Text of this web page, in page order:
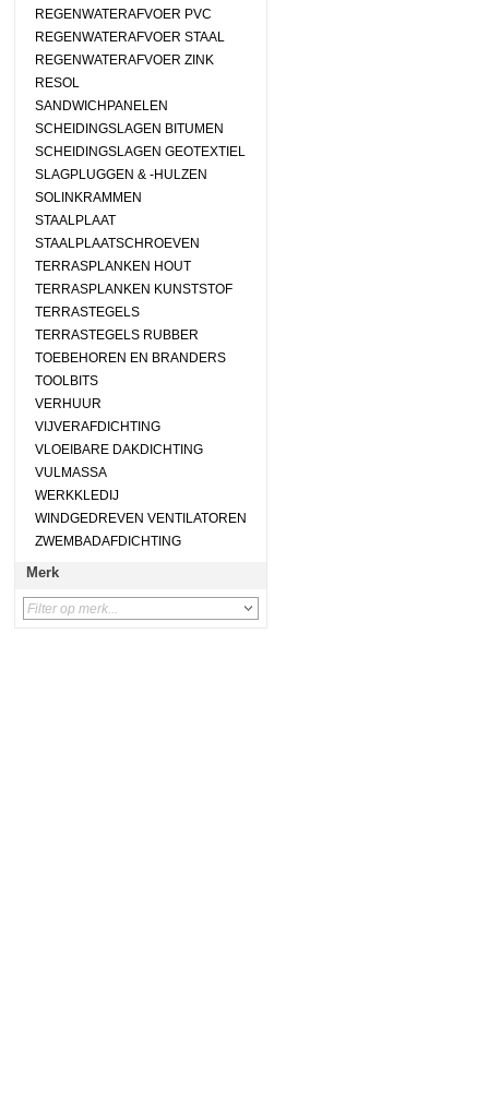
REGENWATERAFVOER PVC
REGENWATERAFVOER STAAL
REGENWATERAFVOER ZINK
RESOL
SANDWICHPANELEN
SCHEIDINGSLAGEN BITUMEN
SCHEIDINGSLAGEN GEOTEXTIEL
SLAGPLUGGEN & -HULZEN
SOLINKRAMMEN
STAALPLAAT
STAALPLAATSCHROEVEN
TERRASPLANKEN HOUT
TERRASPLANKEN KUNSTSTOF
TERRASTEGELS
TERRASTEGELS RUBBER
TOEBEHOREN EN BRANDERS
TOOLBITS
VERHUUR
VIJVERAFDICHTING
VLOEIBARE DAKDICHTING
VULMASSA
WERKKLEDIJ
WINDGEDREVEN VENTILATOREN
ZWEMBADAFDICHTING
Merk